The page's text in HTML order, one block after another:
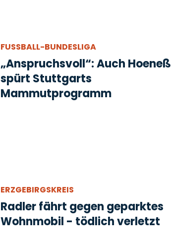
FUSSBALL-BUNDESLIGA
„Anspruchsvoll“: Auch Hoeneß
spürt Stuttgarts
Mammutprogramm
ERZGEBIRGSKREIS
Radler fährt gegen geparktes
Wohnmobil - tödlich verletzt